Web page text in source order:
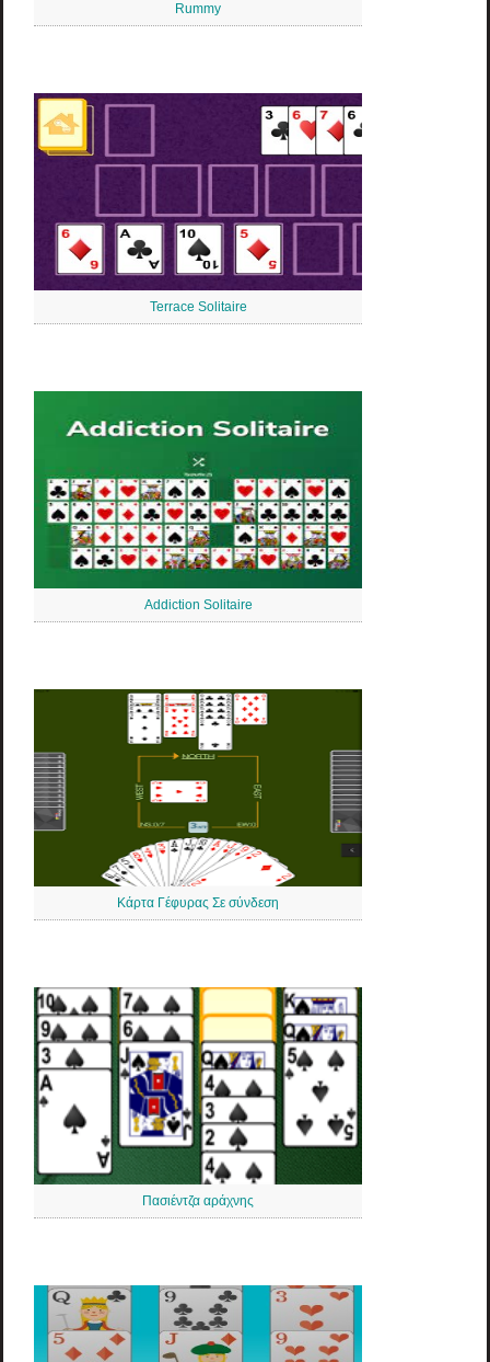
Rummy
Terrace Solitaire
Addiction Solitaire
Κάρτα Γέφυρας Σε σύνδεση
Πασιέντζα αράχνης